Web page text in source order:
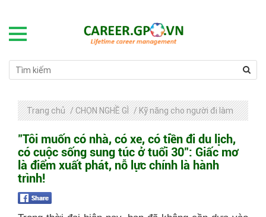
Trang chủ / CHỌN NGHỀ GÌ / Kỹ năng cho người đi làm
"Tôi muốn có nhà, có xe, có tiền đi du lịch,
có cuộc sống sung túc ở tuổi 30": Giấc mơ
là điểm xuất phát, nỗ lực chính là hành
trình!